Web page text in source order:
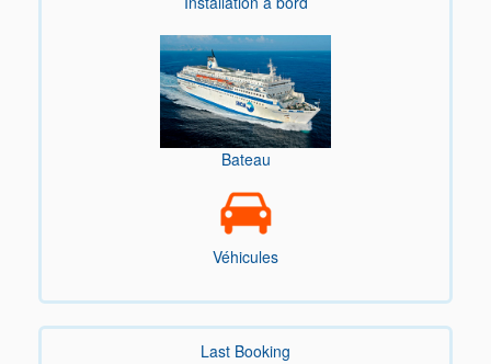
Bateau
Véhicules
Last Booking